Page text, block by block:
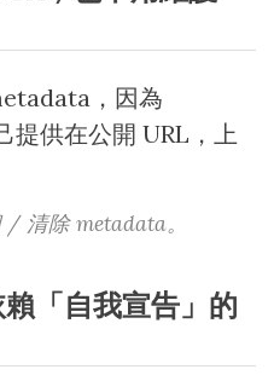
，因為
供在公開 URL，上
清除 metadata。
「自我宣告」的